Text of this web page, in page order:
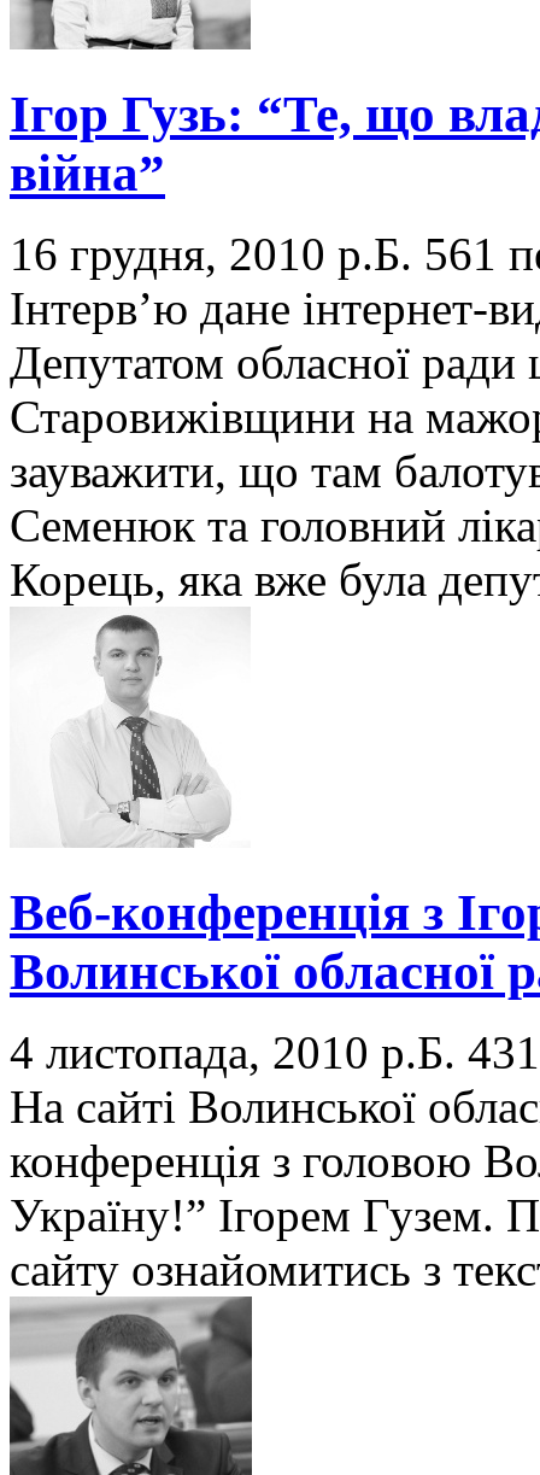
Ігор Гузь: “Те, що
війна”
16 грудня, 2010 р.Б. 561
Інтерв’ю дане інтернет-
Депутатом обласної ради
Старовижівщини на
зауважити, що там
Семенюк та головний
Корець, яка вже була
Веб-конференція з
Волинської обласної
4 листопада, 2010 р.Б.
На сайті Волинської
конференція з головою
Україну!” Ігорем Гузем.
сайту ознайомитись з